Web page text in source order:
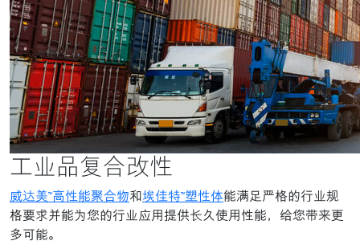
工业品复合改性
威达美™高性能聚合物和埃佳特™塑性体能满足严格的行业规
格要求并能为您的行业应用提供长久使用性能，给您带来更
多可能。